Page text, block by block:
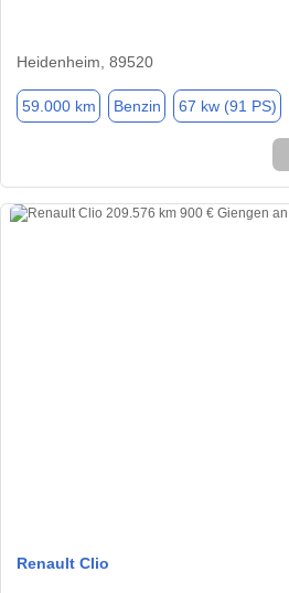
Heidenheim, 89520
59.000 km Benzin 67 kw (91 PS)
Renault Clio